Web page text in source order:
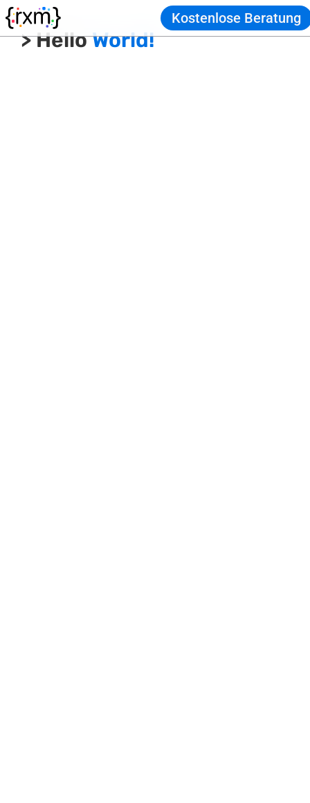
Kostenlose Beratung
> HelloWorld!